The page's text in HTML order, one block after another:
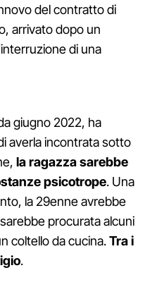
del contratto di
arrivato dopo un
di una
giugno 2022, ha
averla incontrata sotto
la ragazza sarebbe
psicotrope. Una
la 29enne avrebbe
procurata alcuni
coltello da cucina.Tra i
.